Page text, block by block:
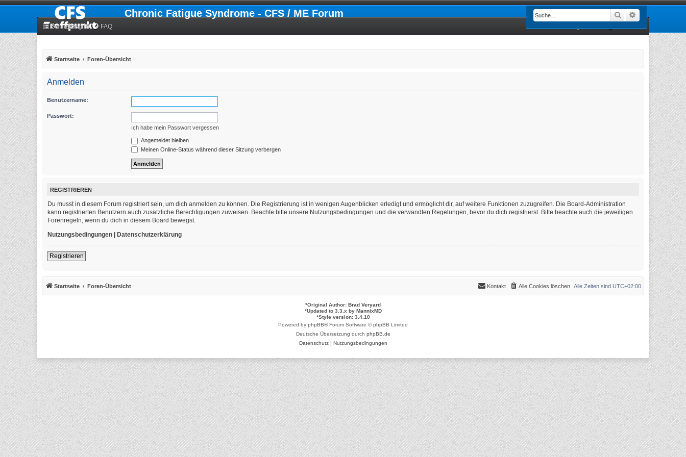
Chronic Fatigue Syndrome - CFS / ME Forum Suche
Schnellzugriff FAQ
Startseite Foren-Übersicht
Anmelden
Benutzername:
Passwort:
Ich habe mein Passwort vergessen
Angemeldet bleiben
Meinen Online-Status während dieser Sitzung verbergen
REGISTRIEREN
Du musst in diesem Forum registriert sein, um dich anmelden zu können. Die Registrierung ist in wenigen Augenblicken erledigt und ermöglicht dir, auf weitere Funktionen zuzugreifen. Die Board-Administration
kann registrierten Benutzern auch zusätzliche Berechtigungen zuweisen. Beachte bitte unsere Nutzungsbedingungen und die verwandten Regelungen, bevor du dich registrierst. Bitte beachte auch die jeweiligen
Forenregeln, wenn du dich in diesem Board bewegst.
Nutzungsbedingungen | Datenschutzerklärung
Registrieren
Startseite Foren-Übersicht Alle Zeiten sind UTC+02:00
Alle Cookies löschen
Kontakt
*Original Author: Brad Veryard
*Updated to 3.3.x by MannixMD
*Style version: 3.4.10
Powered by phpBB® Forum Software © phpBB Limited
Deutsche Übersetzung durch phpBB.de
Datenschutz| Nutzungsbedingungen